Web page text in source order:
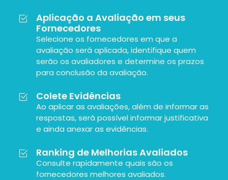
Aplicação a Avaliação em seus
Fornecedores
Selecione os fornecedores em que a
avaliação será aplicada, identifique quem
serão os avaliadores e determine os prazos
para conclusão da avaliação.
Colete Evidências
Ao aplicar as avaliações, além de informar as
respostas, será possível informar justificativa
e ainda anexar as evidências.
Ranking de Melhorias Avaliados
Consulte rapidamente quais são os
fornecedores melhores avaliados.